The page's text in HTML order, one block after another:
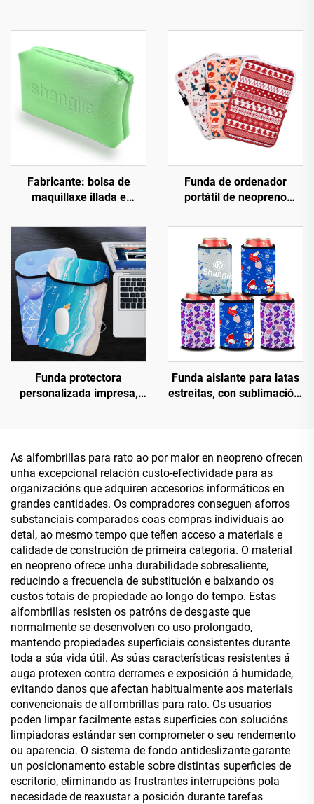
Fabricante: bolsa de
maquillaxe illada e
relevo. Bolsa de
maquillaxe en neopreno
para nadar, con
cremalleira.
Funda de ordenador
portátil de neopreno
da fábrica, de 13 e 15,6
polgadas — Estilo
empresarial e para viaxes,
impermeable, duradeira,
protectora e a prueba de
choques
Funda protectora
personalizada impresa,
portátil en neopreno en
branco para sublimación
en grosa, fundas para
portátil en neopreno para
ordenador portátil
Funda aislante para latas
estreitas, con sublimación,
de bebida
As alfombrillas para rato ao por maior en neopreno ofrecen
unha excepcional relación custo-efectividade para as
organizacións que adquiren accesorios informáticos en
grandes cantidades. Os compradores conseguen aforros
substanciais comparados coas compras individuais ao
detal, ao mesmo tempo que teñen acceso a materiais e
calidade de construción de primeira categoría. O material
en neopreno ofrece unha durabilidade sobresaliente,
reducindo a frecuencia de substitución e baixando os
custos totais de propiedade ao longo do tempo. Estas
alfombrillas resisten os patróns de desgaste que
normalmente se desenvolven co uso prolongado,
mantendo propiedades superficiais consistentes durante
toda a súa vida útil. As súas características resistentes á
auga protexen contra derrames e exposición á humidade,
evitando danos que afectan habitualmente aos materiais
convencionais de alfombrillas para rato. Os usuarios
poden limpar facilmente estas superficies con solucións
limpiadoras estándar sen comprometer o seu rendemento
ou aparencia. O sistema de fondo antideslizante garante
un posicionamento estable sobre distintas superficies de
escritorio, eliminando as frustrantes interrupcións pola
necesidade de reaxustar a posición durante tarefas